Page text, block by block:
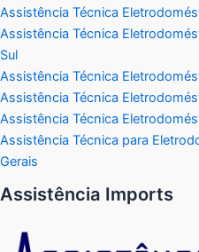
Assistência Técnica
Assistência Técnica
Sul
Assistência Técnica
Assistência Técnica
Assistência Técnica
Assistência Técnica para
Gerais
Assistência Imports